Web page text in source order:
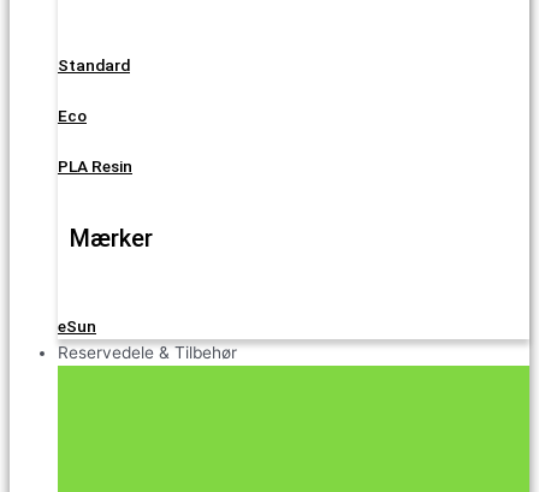
Standard
Eco
PLA Resin
Mærker
eSun
Reservedele & Tilbehør